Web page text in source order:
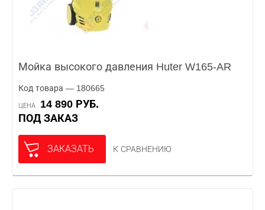
Мойка высокого давления Huter W165-AR
Код товара — 180665
ЦЕНА
14 890 РУБ.
ПОД ЗАКАЗ
ЗАКАЗАТЬ К СРАВНЕНИЮ